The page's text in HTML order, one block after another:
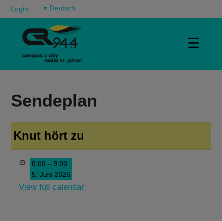
Login ▾
☰
Sendeplan
Knut hört zu
8:00 – 9:00
5. Juni 2026
View full calendar